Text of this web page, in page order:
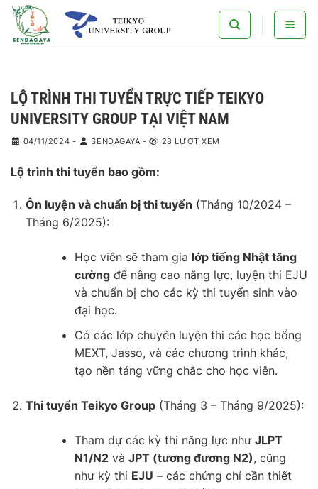
Bỏ
qua
nội
LỘ TRÌNH THI TUYỂN TRỰC TIẾP TEIKYO
UNIVERSITY GROUP TẠI VIỆT NAM
04/11/2024 - SENDAGAYA - 28 LƯỢT XEM
Lộ trình thi tuyển bao gồm:
Ôn luyện và chuẩn bị thi tuyển (Tháng 10/2024 –
Tháng 6/2025):
Học viên sẽ tham gia lớp tiếng Nhật tăng
cườngđể nâng cao năng lực, luyện thi EJU
và chuẩn bị cho các kỳ thi tuyển sinh vào
đại học.
Có các lớp chuyên luyện thi các học bổng
MEXT, Jasso, và các chương trình khác,
tạo nền tảng vững chắc cho học viên.
Thi tuyển Teikyo Group(Tháng 3 – Tháng 9/2025):
Tham dự các kỳ thi năng lực như JLPT
N1/N2và JPT (tương đương N2), cũng
như kỳ thi EJU – các chứng chỉ cần thiết